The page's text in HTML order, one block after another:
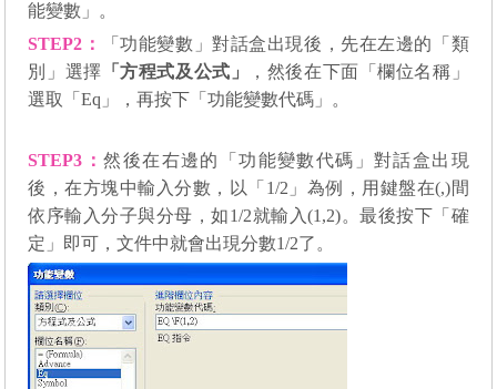
能變數」。
STEP2 ： 「功能變數」對話盒出現後，先在左邊的「類
別」選擇 「方程式及公式」 ，然後在下面 「欄位名稱」
選取
「Eq 」，再按下「功能變數代碼」。
STEP3 ：然後在右邊的「功能變數代碼」 對話盒出現
後，在方塊中輸入分數，以「 1/2 」為例， 用鍵盤在(,)間
依序輸入分子與分母，如1/2就輸入(1,2)。最後按下「確
定」 即可 ，文件中就會出現分數1/2了。